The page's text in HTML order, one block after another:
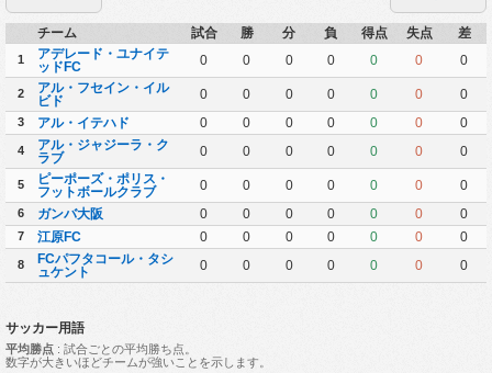
チーム 試合 勝 分 負 得点 失点
差
1
アデレード・ユナイテ
ッドFC
0 0 0 0 0 0 0
2
アル・フセイン・イル
ビド
0 0 0 0 0 0 0
3 アル・イテハド 0 0 0 0 0 0 0
4
アル・ジャジーラ・ク
ラブ
0 0 0 0 0 0 0
5
ピーポーズ・ポリス・
フットボールクラブ
0 0 0 0 0 0 0
6 ガンバ大阪 0 0 0 0 0 0
0
7
江原FC 0 0 0 0 0 0 0
8
FCパフタコール・タシ
ュケント
0 0 0 0 0 0 0
サッカー用語
平均勝点 : 試合ごとの平均勝ち点。
数字が大きいほどチームが強いことを示します。